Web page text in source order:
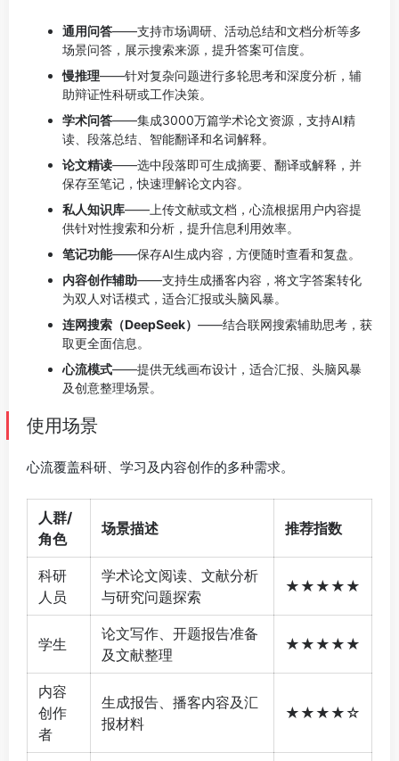
通用问答——支持市场调研、活动总结和文档分析等多
场景问答，展示搜索来源，提升答案可信度。
慢推理——针对复杂问题进行多轮思考和深度分析，辅
助辩证性科研或工作决策。
学术问答——集成3000万篇学术论文资源，支持AI精
读、段落总结、智能翻译和名词解释。
论文精读——选中段落即可生成摘要、翻译或解释，并
保存至笔记，快速理解论文内容。
私人知识库——上传文献或文档，心流根据用户内容提
供针对性搜索和分析，提升信息利用效率。
笔记功能——保存AI生成内容，方便随时查看和复盘。
内容创作辅助——支持生成播客内容，将文字答案转化
为双人对话模式，适合汇报或头脑风暴。
连网搜索（DeepSeek） ——结合联网搜索辅助思考，获
取更全面信息。
心流模式——提供无线画布设计，适合汇报、头脑风暴
及创意整理场景。
使用场景
心流覆盖科研、学习及内容创作的多种需求。
人群/
角色
场景描述 推荐指数
科研
人员
学术论文阅读、文献分析
与研究问题探索
★★★★★
学生
论文写作、开题报告准备
及文献整理
★★★★★
内容
创作
者
生成报告、播客内容及汇
报材料
★★★★☆